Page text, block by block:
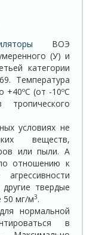
ВОЭ
(У) и
категории
Температура
(от -10ºС
условиях не
веществ,
или пыли. А
отношению к
твердые
50 мг/м3.
нормальной
в